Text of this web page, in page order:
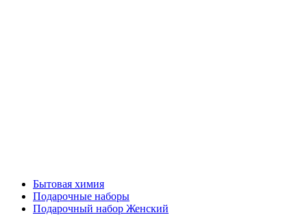
Бытовая химия
Подарочные наборы
Подарочный набор Женский